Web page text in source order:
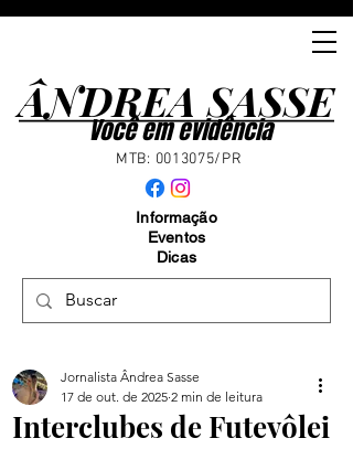
ÂNDREA SASSE
ÂNDREA SASSE
Você em evidência
MTB: 0013075/PR
Informação
Eventos
Dicas
Interclubes de Futevôlei
Jornalista Ândrea Sasse
17 de out. de 2025 2 min de leitura